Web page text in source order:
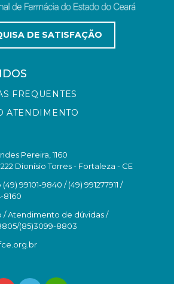
DE SATISFAÇÃO
FREQUENTES
ATENDIMENTO
Pereira, 1160
222 Dionísio Torres - Fortaleza - CE
99101-9840 / (49) 991277911 /
8160
/ Atendimento de dúvidas /
(85)3099-8803